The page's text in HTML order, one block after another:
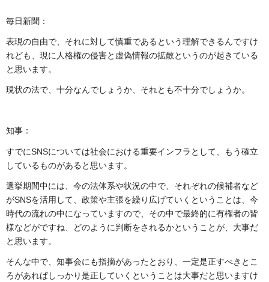
毎日新聞：
表現の自由で、それに対して慎重であるという理解できるんですけ
れども、現に人格権の侵害と虚偽情報の拡散というのが起きている
と思います。
現状の法で、十分なんでしょうか、それとも不十分でしょうか。
知事：
すでにSNSについては社会における重要インフラとして、もう確立
しているものがあると思います。
選挙期間中には、今の法体系や状況の中で、それぞれの候補者など
がSNSを活用して、政策や主張を繰り広げていくということは、今
時代の流れの中になっていますので、その中で最終的に有権者の皆
様などがですね、どのように判断をされるかということが、大事だ
と思います。
そんな中で、知事会にも指摘があったとおり、一定是正すべきとこ
ろがあればしっかり是正していくということは大事だと思いますけ